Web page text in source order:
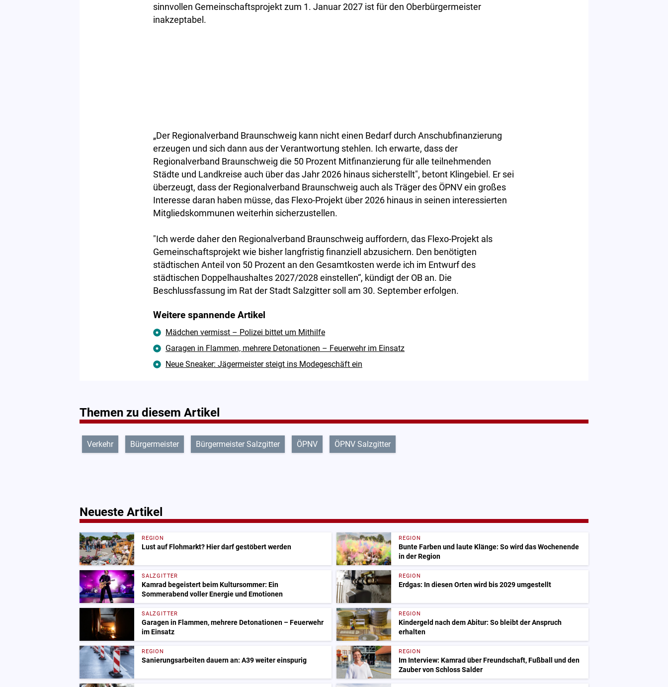
sinnvollen Gemeinschaftsprojekt zum 1. Januar 2027 ist für den Oberbürgermeister
inakzeptabel.
„Der Regionalverband Braunschweig kann nicht einen Bedarf durch Anschubfinanzierung
erzeugen und sich dann aus der Verantwortung stehlen. Ich erwarte, dass der
Regionalverband Braunschweig die 50 Prozent Mitfinanzierung für alle teilnehmenden
Städte und Landkreise auch über das Jahr 2026 hinaus sicherstellt", betont Klingebiel. Er sei
überzeugt, dass der Regionalverband Braunschweig auch als Träger des ÖPNV ein großes
Interesse daran haben müsse, das Flexo-Projekt über 2026 hinaus in seinen interessierten
Mitgliedskommunen weiterhin sicherzustellen.
"Ich werde daher den Regionalverband Braunschweig auffordern, das Flexo-Projekt als
Gemeinschaftsprojekt wie bisher langfristig finanziell abzusichern. Den benötigten
städtischen Anteil von 50 Prozent an den Gesamtkosten werde ich im Entwurf des
städtischen Doppelhaushaltes 2027/2028 einstellen“, kündigt der OB an. Die
Beschlussfassung im Rat der Stadt Salzgitter soll am 30. September erfolgen.
Weitere spannende Artikel
Mädchen vermisst – Polizei bittet um Mithilfe
Garagen in Flammen, mehrere Detonationen – Feuerwehr im Einsatz
Neue Sneaker: Jägermeister steigt ins Modegeschäft ein
Themen zu diesem Artikel
Verkehr Bürgermeister Bürgermeister Salzgitter ÖPNV ÖPNV Salzgitter
Neueste Artikel
REGION
Lust auf Flohmarkt? Hier darf gestöbert werden
REGION
Bunte Farben und laute Klänge: So wird das Wochenende
in der Region
SALZGITTER
Kamrad begeistert beim Kultursommer: Ein
Sommerabend voller Energie und Emotionen
REGION
Erdgas: In diesen Orten wird bis 2029 umgestellt
SALZGITTER
Garagen in Flammen, mehrere Detonationen – Feuerwehr
im Einsatz
REGION
Kindergeld nach dem Abitur: So bleibt der Anspruch
erhalten
REGION
Sanierungsarbeiten dauern an: A39 weiter einspurig
REGION
Im Interview: Kamrad über Freundschaft, Fußball und den
Zauber von Schloss Salder